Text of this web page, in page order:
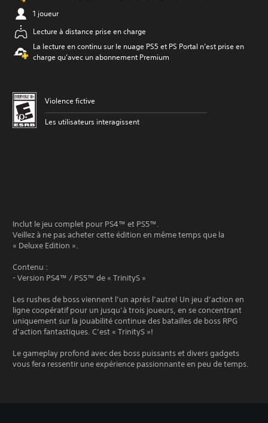
1 joueur
Lecture à distance prise en charge
La lecture en continu sur le nuage PS5 et PS Portal n’est prise en
charge qu’avec un abonnement Premium
Violence fictive
Les utilisateurs interagissent
Inclut le jeu complet pour PS4™ et PS5™.
Veillez à ne pas acheter cette édition en même temps que la
« Deluxe Edition ».
Contenu :
- Version PS4™ / PS5™ de « TrinityS »
Les rushes de boss viennent l’un après l’autre! Un jeu d’action en
ligne coopératif pour un jusqu’à trois joueurs, en se concentrant
uniquement sur la jouabilité continue des batailles de boss RPG
d’action fantastiques. C’est « TrinityS »!
Le gameplay profond avec des boss puissants et divers gadgets
vous fera ressentir une expérience passionnante en peu de temps.